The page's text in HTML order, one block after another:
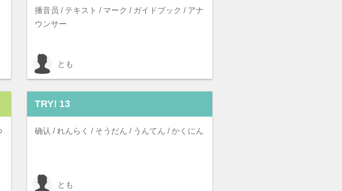
播音员 / テキスト / マーク / ガイドブック / アナ
ウンサー
とも
TRY! 13
确认 / れんらく / そうだん / うんてん / かくにん
とも